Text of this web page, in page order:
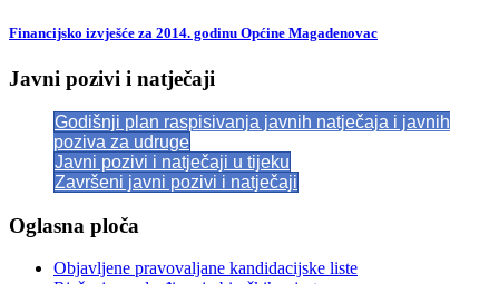
Financijsko izvješće za 2014. godinu Općine Magadenovac
Javni pozivi i natječaji
Godišnji plan raspisivanja javnih natječaja i javnih
poziva za udruge
Javni pozivi i natječaji u tijeku
Završeni javni pozivi i natječaji
Oglasna ploča
Objavljene pravovaljane kandidacijske liste